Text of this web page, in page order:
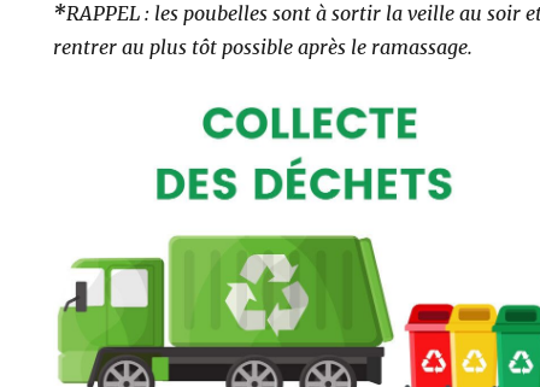
*RAPPEL : les poubelles sont à sortir la veille au soir
rentrer au plus tôt possible après le ramassage.